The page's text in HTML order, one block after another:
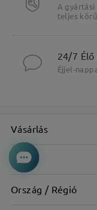
A
teljes
24/7 Élő
Éjjel-
Vásárlás
Cég
Ország / Régió